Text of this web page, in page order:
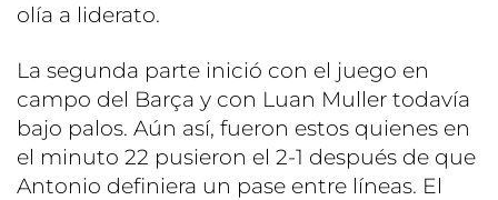
olía a liderato.
La segunda parte inició con el juego en
campo del Barça y con Luan Muller todavía
bajo palos. Aún así, fueron estos quienes en
el minuto 22 pusieron el 2-1 después de que
Antonio definiera un pase entre líneas. El